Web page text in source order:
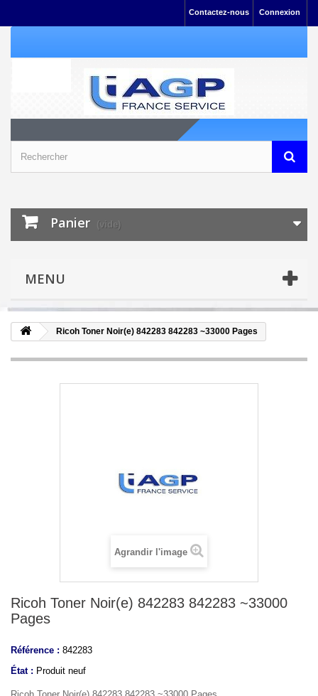
Connexion
Contactez-nous
Panier (vide)
MENU
Ricoh Toner Noir(e) 842283 842283 ~33000 Pages
Agrandir l'image
Ricoh Toner Noir(e) 842283 842283 ~33000
Pages
Référence : 842283
État : Produit neuf